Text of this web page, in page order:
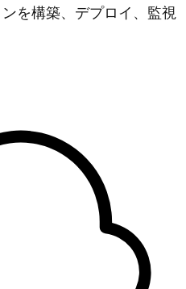
を構築、デプロイ、監視